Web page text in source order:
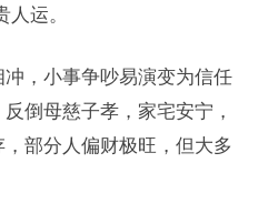
人运。
冲，小事争吵易演变为信任
倒母慈子孝，家宅安宁，
部分人偏财极旺，但大多